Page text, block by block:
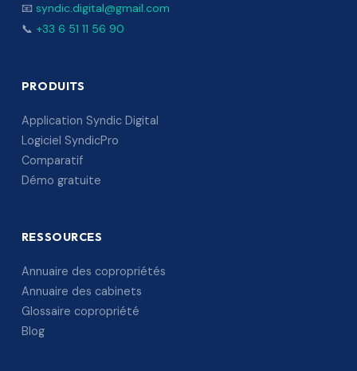
📧 syndic.digital@gmail.com
📞 +33 6 51 11 56 90
PRODUITS
Application Syndic Digital
Logiciel SyndicPro
Comparatif
Démo gratuite
RESSOURCES
Annuaire des copropriétés
Annuaire des cabinets
Glossaire copropriété
Blog